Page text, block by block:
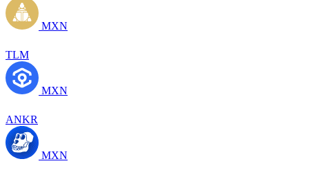
MXN
TLM
MXN
ANKR
MXN